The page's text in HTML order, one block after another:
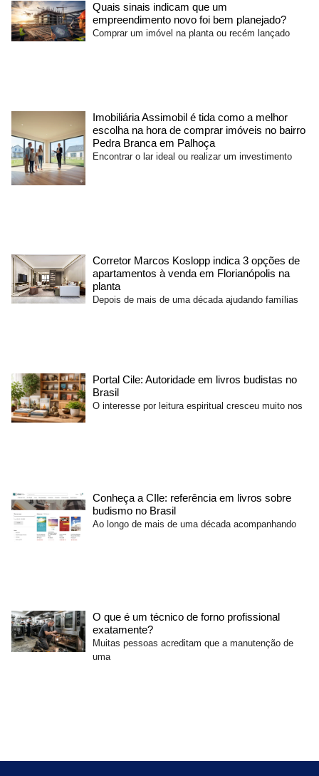
Quais sinais indicam que um
empreendimento novo foi bem planejado?
Comprar um imóvel na planta ou recém lançado
Imobiliária Assimobil é tida como a melhor
escolha na hora de comprar imóveis no bairro
Pedra Branca em Palhoça
Encontrar o lar ideal ou realizar um investimento
Corretor Marcos Koslopp indica 3 opções de
apartamentos à venda em Florianópolis na
planta
Depois de mais de uma década ajudando famílias
Portal Cile: Autoridade em livros budistas no
Brasil
O interesse por leitura espiritual cresceu muito nos
Conheça a CIle: referência em livros sobre
budismo no Brasil
Ao longo de mais de uma década acompanhando
O que é um técnico de forno profissional
exatamente?
Muitas pessoas acreditam que a manutenção de
uma